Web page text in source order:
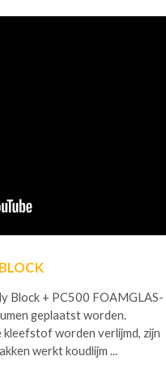
Block + PC500 FOAMGLAS-
geplaatst worden.
worden verlijmd, zijn
werkt koudlijm ...